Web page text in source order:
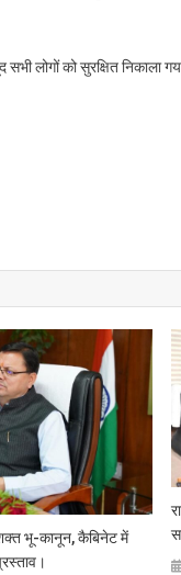
लोगों को सुरक्षित निकाला
भू-कानून, कैबिनेट में